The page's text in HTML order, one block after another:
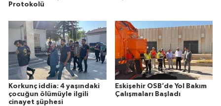
Protokolü
Korkunç iddia: 4 yaşındaki
çocuğun ölümüyle ilgili
cinayet şüphesi
Eskişehir OSB’de Yol Bakım
Çalışmaları Başladı